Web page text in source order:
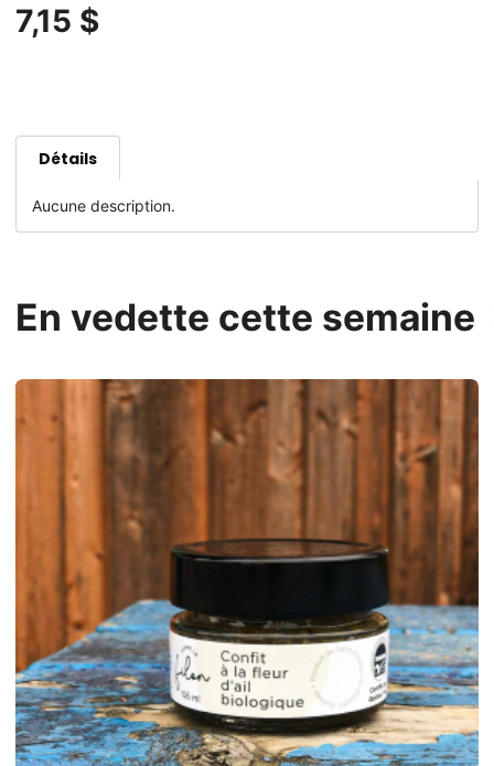
7,15 $
Détails
Aucune description.
En vedette cette semaine